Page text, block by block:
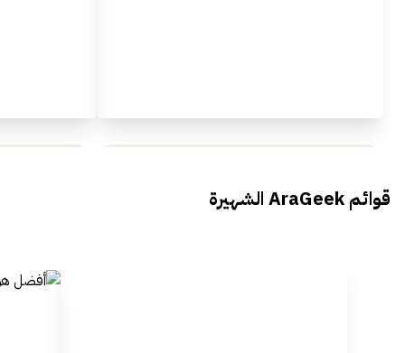
Everything Egypt
قوائم AraGeek الشهيرة